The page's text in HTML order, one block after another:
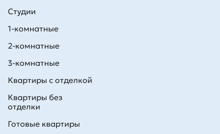
Студии
1-комнатные
2-комнатные
3-комнатные
Квартиры с отделкой
Квартиры без
отделки
Готовые квартиры